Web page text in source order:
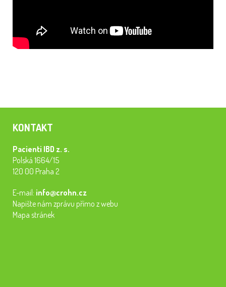
KONTAKT
Pacienti IBD z. s.
Polská 1664/15
120 00 Praha 2
E-mail: info@crohn.cz
Napište nám zprávu přímo z webu
Mapa stránek